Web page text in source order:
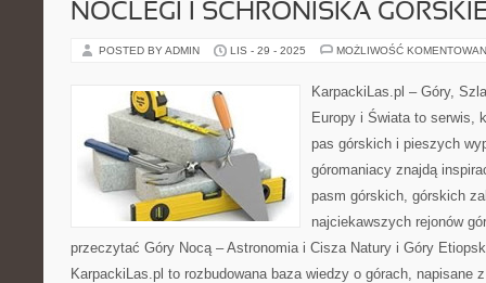
NOCLEGI I SCHRONISKA
POSTED BY ADMIN LIS - 29 - 2025 MOŻLIWOŚĆ
KarpackiLas.pl – Góry,
Europy i Świata to serwis,
pas górskich i pieszych
góromaniacy znajdą
pasm górskich, górskich
najciekawszych rejonów
przeczytać Góry Nocą – Astronomia i Cisza Natury i Góry
KarpackiLas.pl to rozbudowana baza wiedzy o górach, napisane